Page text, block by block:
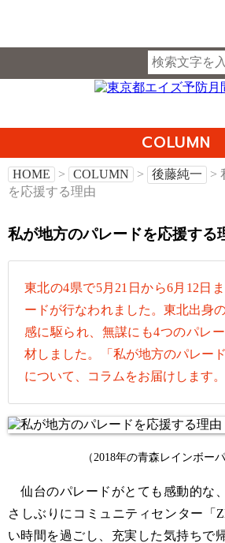
COLUMN
HOME > COLUMN > 後藤純一
>
を応援する理由
私が地方のパレードを応援する
東北の4県で5月21日から6月12日
ードが行なわれました。東北出身
感に駆られ、無謀にも4つのパレ
材しました。「私が地方のパレー
について、コラムをお届けします。
（2018年の青森レインボー
仙台のパレードがとても感動的な
さしぶりにコミュニティセンター「
い時間を過ごし、充実した気持ちで